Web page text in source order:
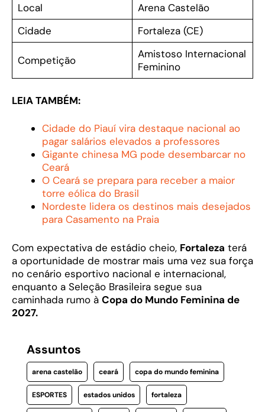
Local
Arena Castelão
Cidade
Fortaleza (CE)
Competição
Amistoso Internacional
Feminino
LEIA TAMBÉM:
Cidade do Piauí vira destaque nacional ao
pagar salários elevados a professores
Gigante chinesa MG pode desembarcar no
Ceará
O Ceará se prepara para receber a maior
torre eólica do Brasil
Nordeste lidera os destinos mais desejados
para Casamento na Praia
Com expectativa de estádio cheio, Fortaleza terá
a oportunidade de mostrar mais uma vez sua força
no cenário esportivo nacional e internacional,
enquanto a Seleção Brasileira segue sua
caminhada rumo à Copa do Mundo Feminina de
2027.
Assuntos
arena castelão ceará copa do mundo feminina
ESPORTES estados unidos fortaleza